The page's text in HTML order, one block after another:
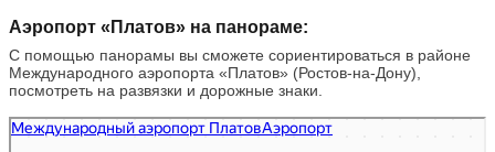
Аэропорт «Платов» на панораме:
С помощью панорамы вы сможете сориентироваться в районе
Международного аэропорта «Платов» (Ростов-на-Дону),
посмотреть на развязки и дорожные знаки.